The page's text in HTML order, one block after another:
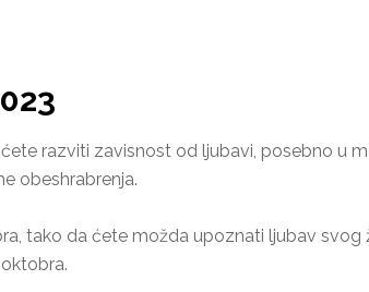
razviti zavisnost od ljubavi, posebno u
obeshrabrenja.
tako da ćete možda upoznati ljubav